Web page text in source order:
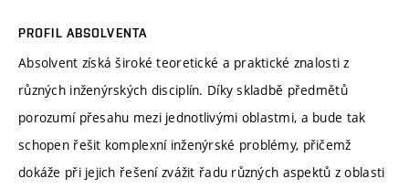
PROFIL ABSOLVENTA
Absolvent získá široké teoretické a praktické znalosti z
různých inženýrských disciplín. Díky skladbě předmětů
porozumí přesahu mezi jednotlivými oblastmi, a bude tak
schopen řešit komplexní inženýrské problémy, přičemž
dokáže při jejich řešení zvážit řadu různých aspektů z oblasti